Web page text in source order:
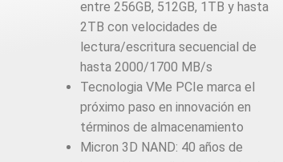
entre 256GB, 512GB, 1TB y hasta
2TB con velocidades de
lectura/escritura secuencial de
hasta 2000/1700 MB/s
Tecnologia VMe PCIe marca el
próximo paso en innovación en
términos de almacenamiento
Micron 3D NAND: 40 años de